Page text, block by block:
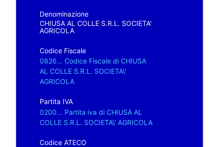
Denominazione
CHIUSA AL COLLE S.R.L. SOCIETA'
AGRICOLA
Codice Fiscale
0826... Codice Fiscale di CHIUSA
AL COLLE S.R.L. SOCIETA\'
AGRICOLA
Partita IVA
0200... Partita iva di CHIUSA AL
COLLE S.R.L. SOCIETA\' AGRICOLA
Codice ATECO